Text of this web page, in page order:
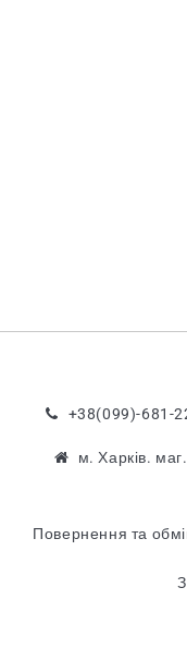
+38(099)-681-
м. Харків.
Повернення та